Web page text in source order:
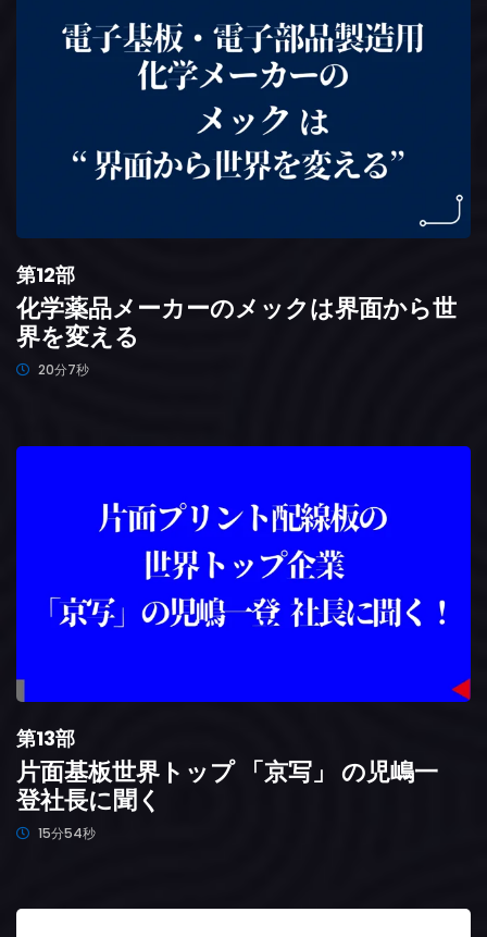
第12部
化学薬品メーカーのメックは界面から世
界を変える
20分7秒
第13部
片面基板世界トップ 「京写」 の児嶋一
登社長に聞く
15分54秒